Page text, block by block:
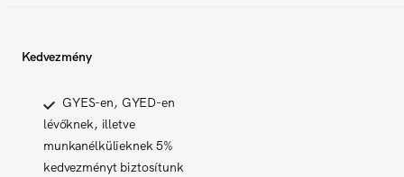
Kedvezmény
GYES-en, GYED-en
lévőknek, illetve
munkanélkülieknek 5%
kedvezményt biztosítunk